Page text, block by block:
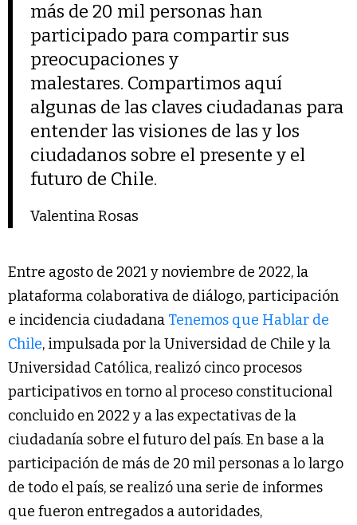
más de 20 mil personas han
participado para compartir sus
preocupaciones y
malestares. Compartimos aquí
algunas de las claves ciudadanas para
entender las visiones de las y los
ciudadanos sobre el presente y el
futuro de Chile.
Valentina Rosas
Entre agosto de 2021 y noviembre de 2022, la
plataforma colaborativa de diálogo, participación
e incidencia ciudadana Tenemos que Hablar de
Chile, impulsada por la Universidad de Chile y la
Universidad Católica, realizó cinco procesos
participativos en torno al proceso constitucional
concluido en 2022 y a las expectativas de la
ciudadanía sobre el futuro del país. En base a la
participación de más de 20 mil personas a lo largo
de todo el país, se realizó una serie de informes
que fueron entregados a autoridades,